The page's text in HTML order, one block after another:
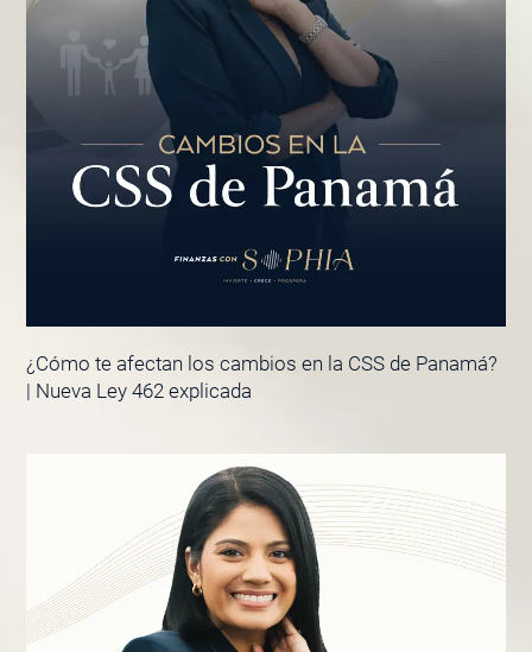
¿Cómo te afectan los cambios en la CSS de Panamá?
| Nueva Ley 462 explicada